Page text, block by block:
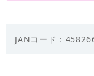
JANコード：